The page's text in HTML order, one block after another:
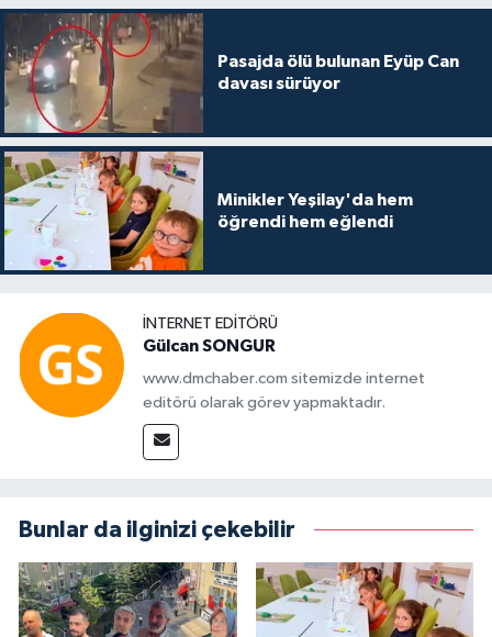
Pasajda ölü bulunan Eyüp Can
davası sürüyor
Minikler Yeşilay'da hem
öğrendi hem eğlendi
İNTERNET EDITÖRÜ
Gülcan SONGUR
www.dmchaber.com sitemizde internet
editörü olarak görev yapmaktadır.
Bunlar da ilginizi çekebilir